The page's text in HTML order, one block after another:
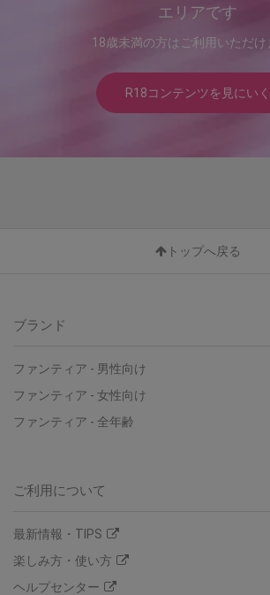
エリアです
18歳未満の方はご利用いただけ
R18コンテンツを見にいく
トップへ戻る
ブランド
ファンティア - 男性向け
ファンティア - 女性向け
ファンティア - 全年齢
ご利用について
最新情報・TIPS
楽しみ方・使い方
ヘルプセンター